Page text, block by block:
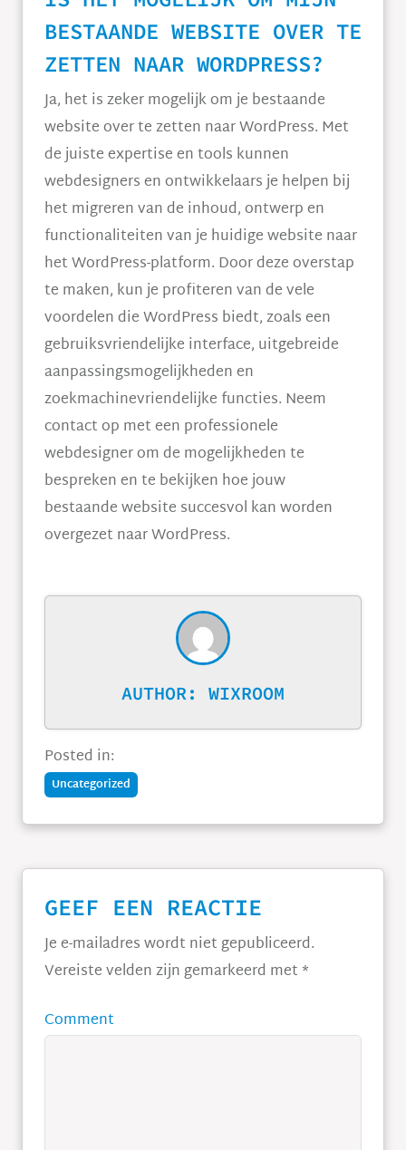
BESTAANDE WEBSITE OVER TE
ZETTEN NAAR WORDPRESS?
Ja, het is zeker mogelijk om je bestaande
website over te zetten naar WordPress. Met
de juiste expertise en tools kunnen
webdesigners en ontwikkelaars je helpen bij
het migreren van de inhoud, ontwerp en
functionaliteiten van je huidige website naar
het WordPress-platform. Door deze overstap
te maken, kun je profiteren van de vele
voordelen die WordPress biedt, zoals een
gebruiksvriendelijke interface, uitgebreide
aanpassingsmogelijkheden en
zoekmachinevriendelijke functies. Neem
contact op met een professionele
webdesigner om de mogelijkheden te
bespreken en te bekijken hoe jouw
bestaande website succesvol kan worden
overgezet naar WordPress.
AUTHOR: WIXROOM
Posted in:
Uncategorized
GEEF EEN REACTIE
Je e-mailadres wordt niet gepubliceerd.
Vereiste velden zijn gemarkeerd met*
Comment